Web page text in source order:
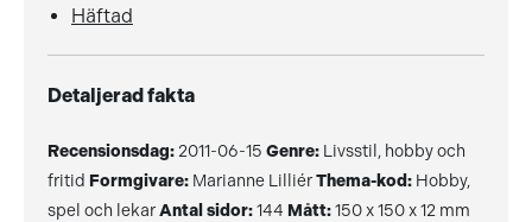
Häftad
Detaljerad fakta
Recensionsdag: 2011-06-15 Genre: Livsstil, hobby och
fritid Formgivare: Marianne LilliérThema-kod: Hobby,
spel och lekarAntal sidor:144 Mått:150 x 150 x 12 mm